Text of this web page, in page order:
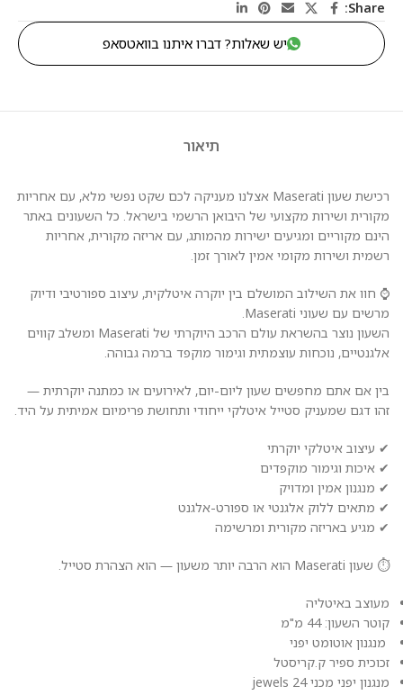
Share:
יש שאלות? דברו איתנו בוואטסאפ
תיאור
רכישת שעון Maserati אצלנו מעניקה לכם שקט נפשי מלא, עם אחריות
מקורית ושירות מקצועי של היבואן הרשמי בישראל. כל השעונים באתר
הינם מקוריים ומגיעים ישירות מהמותג, עם אריזה מקורית, אחריות
רשמית ושירות מקומי אמין לאורך זמן.
⌚ חוו את השילוב המושלם בין יוקרה איטלקית, עיצוב ספורטיבי ודיוק
מרשים עם שעוני Maserati.
השעון נוצר בהשראת עולם הרכב היוקרתי של Maserati ומשלב קווים
אלגנטיים, נוכחות עוצמתית וגימור מוקפד ברמה גבוהה.
בין אם אתם מחפשים שעון ליום-יום, לאירועים או כמתנה יוקרתית —
זהו דגם שמעניק סטייל איטלקי ייחודי ותחושת פרימיום אמיתית על היד.
✔ עיצוב איטלקי יוקרתי
✔ איכות וגימור מוקפדים
✔ מנגנון אמין ומדויק
✔ מתאים ללוק אלגנטי או ספורט-אלגנט
✔ מגיע באריזה מקורית ומרשימה
⏱️ שעון Maserati הוא הרבה יותר משעון — הוא הצהרת סטייל.
מעוצב באיטליה
קוטר השעון: 44 מ"מ
מנגנון אוטומט יפני
זכוכית ספיר ק.קריסטל
מנגנון יפני מכני 24 jewels